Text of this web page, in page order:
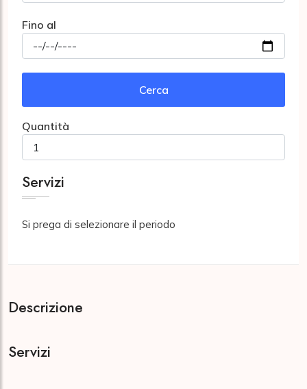
Fino al
Cerca
Quantità
Servizi
Si prega di selezionare il periodo
Descrizione
Servizi